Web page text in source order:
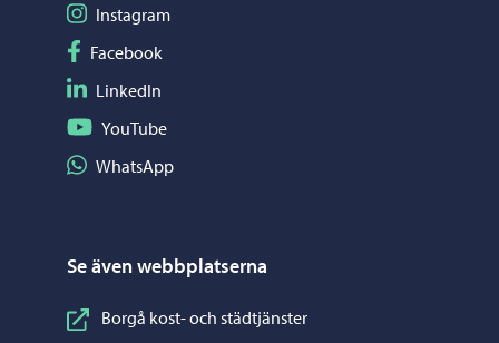
Följ på Instagram
Instagram
Följ på Facebook
Facebook
Följ på LinkedIn
LinkedIn
Följ på YouTube
YouTube
Dela på WhatsApp
WhatsApp
Se även webbplatserna
Borgå kost- och städtjänster